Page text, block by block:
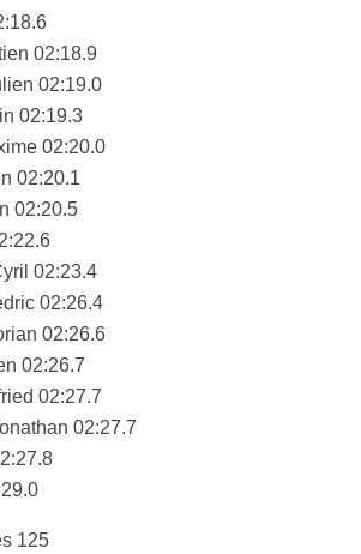
02:18.9
02:19.0
02:19.3
02:20.0
02:20.1
02:20.5
02:23.4
02:26.4
02:26.6
02:26.7
02:27.7
02:27.7
125